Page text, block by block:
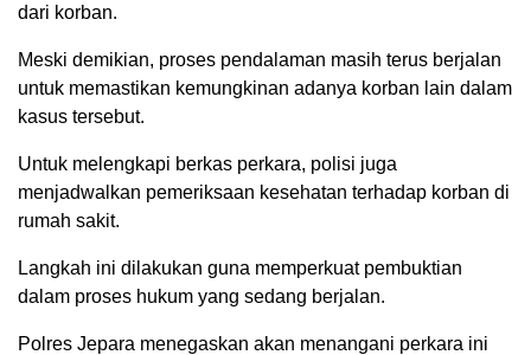
dari korban.
Meski demikian, proses pendalaman masih terus berjalan
untuk memastikan kemungkinan adanya korban lain dalam
kasus tersebut.
Untuk melengkapi berkas perkara, polisi juga
menjadwalkan pemeriksaan kesehatan terhadap korban di
rumah sakit.
Langkah ini dilakukan guna memperkuat pembuktian
dalam proses hukum yang sedang berjalan.
Polres Jepara menegaskan akan menangani perkara ini